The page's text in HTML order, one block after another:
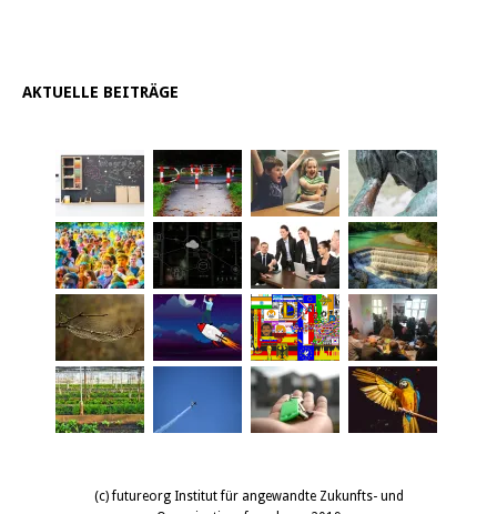
AKTUELLE BEITRÄGE
(c) futureorg Institut für angewandte Zukunfts- und